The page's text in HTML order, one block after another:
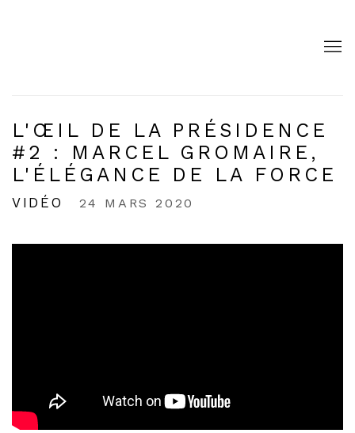
L'ŒIL DE LA PRÉSIDENCE
#2 : MARCEL GROMAIRE,
L'ÉLÉGANCE DE LA FORCE
VIDÉO 24 MARS 2020